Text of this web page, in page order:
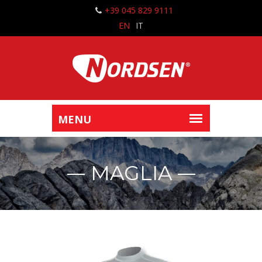
+39 045 829 9111
EN
IT
MAGLIA